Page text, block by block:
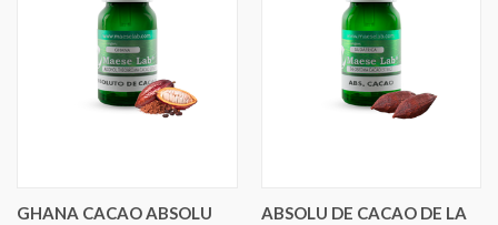
GHANA CACAO ABSOLU
ABSOLU DE CACAO DE LA